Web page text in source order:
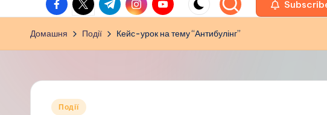
Домашня Події Кейс-урок на тему “Антибулінг”
Опубліковано
Події